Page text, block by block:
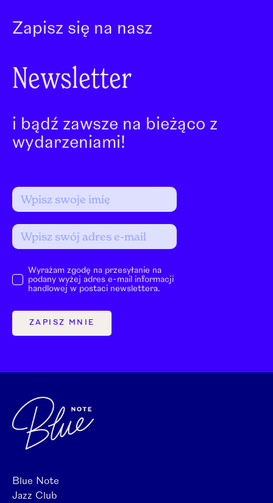
Zapisz się na nasz
Newsletter
i bądź zawsze na bieżąco z
wydarzeniami!
Wyrażam zgodę na przesyłanie na
podany wyżej adres e-mail informacji
handlowej w postaci newslettera.
ZAPISZ MNIE
Blue Note
Jazz Club